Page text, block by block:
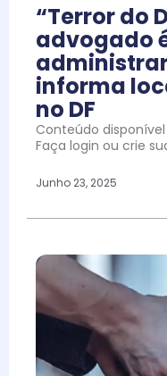
“Terror do
advogado
informa
no DF
Conteúdo
Faça login ou crie
Junho 23, 2025